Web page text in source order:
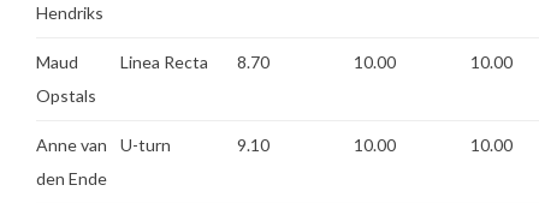
Hendriks
Maud
Opstals
Linea Recta 8.70 10.00 10.00
Anne van
den Ende
U-turn 9.10 10.00 10.00